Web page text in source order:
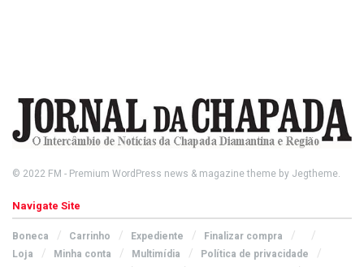
© 2022 FM - Premium WordPress news & magazine theme by Jegtheme.
Navigate Site
Boneca Carrinho Expediente
Finalizar compra
Loja
Minha conta Multimídia
Política de privacidade